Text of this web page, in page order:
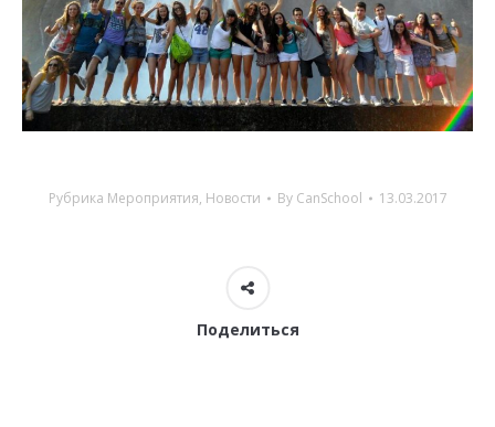
Рубрика Мероприятия, Новости By CanSchool 13.03.2017
Поделиться